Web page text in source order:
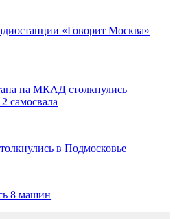
«Говорит Москва»
на МКАД столкнулись
самосвала
в Подмосковье
8 машин